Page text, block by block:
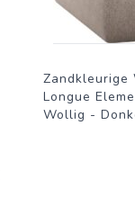
Zandkleurige
Longue
Wollig -